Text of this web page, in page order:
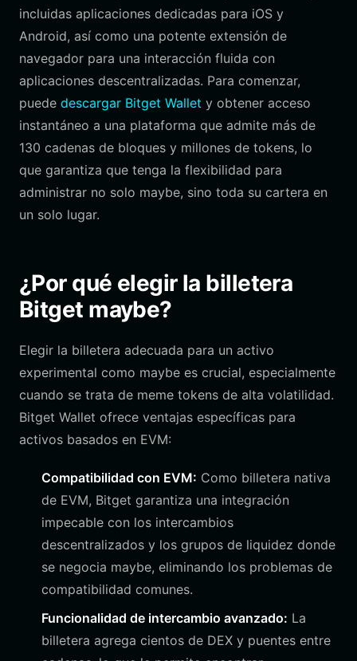
incluidas aplicaciones dedicadas para iOS y
Android, así como una potente extensión de
navegador para una interacción fluida con
aplicaciones descentralizadas. Para comenzar,
puede descargar Bitget Wallet y obtener acceso
instantáneo a una plataforma que admite más de
130 cadenas de bloques y millones de tokens, lo
que garantiza que tenga la flexibilidad para
administrar no solo maybe, sino toda su cartera en
un solo lugar.
¿Por qué elegir la billetera
Bitget maybe?
Elegir la billetera adecuada para un activo
experimental como maybe es crucial, especialmente
cuando se trata de meme tokens de alta volatilidad.
Bitget Wallet ofrece ventajas específicas para
activos basados en EVM:
Compatibilidad con EVM: Como billetera nativa
de EVM, Bitget garantiza una integración
impecable con los intercambios
descentralizados y los grupos de liquidez donde
se negocia maybe, eliminando los problemas de
compatibilidad comunes.
Funcionalidad de intercambio avanzado: La
billetera agrega cientos de DEX y puentes entre